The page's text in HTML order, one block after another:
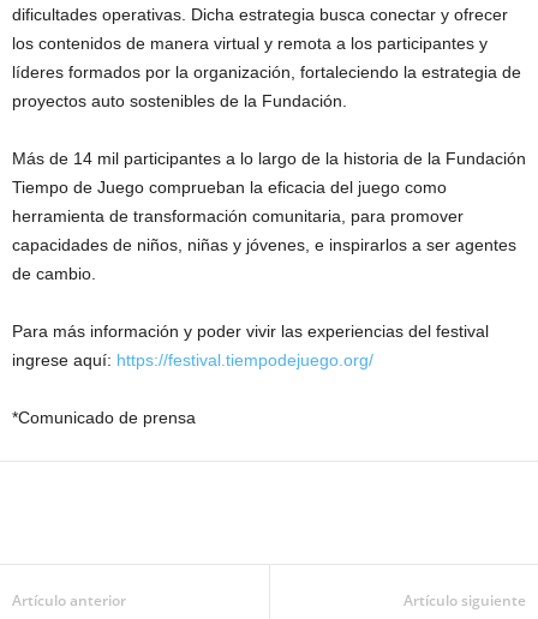
dificultades operativas. Dicha estrategia busca conectar y ofrecer
los contenidos de manera virtual y remota a los participantes y
líderes formados por la organización, fortaleciendo la estrategia de
proyectos auto sostenibles de la Fundación.
Más de 14 mil participantes a lo largo de la historia de la Fundación
Tiempo de Juego comprueban la eficacia del juego como
herramienta de transformación comunitaria, para promover
capacidades de niños, niñas y jóvenes, e inspirarlos a ser agentes
de cambio.
Para más información y poder vivir las experiencias del festival
ingrese aquí: https://festival.tiempodejuego.org/
*Comunicado de prensa
Artículo anterior Artículo siguiente